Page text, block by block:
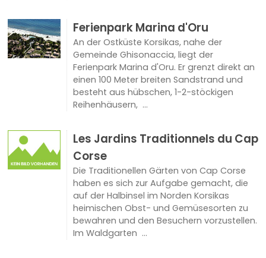
Ferienpark Marina d'Oru
An der Ostküste Korsikas, nahe der
Gemeinde Ghisonaccia, liegt der
Ferienpark Marina d'Oru. Er grenzt direkt an
einen 100 Meter breiten Sandstrand und
besteht aus hübschen, 1-2-stöckigen
Reihenhäusern, ...
Les Jardins Traditionnels du Cap
Corse
Die Traditionellen Gärten von Cap Corse
haben es sich zur Aufgabe gemacht, die
auf der Halbinsel im Norden Korsikas
heimischen Obst- und Gemüsesorten zu
bewahren und den Besuchern vorzustellen.
Im Waldgarten ...